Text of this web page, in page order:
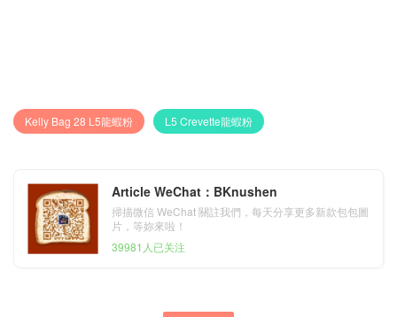
Kelly Bag 28 L5龍蝦粉 L5 Crevette龍蝦粉
Article WeChat：BKnushen
掃描微信 WeChat 關註我們，每天分享更多新款包包圖
片，等妳來啦！
39981人已关注